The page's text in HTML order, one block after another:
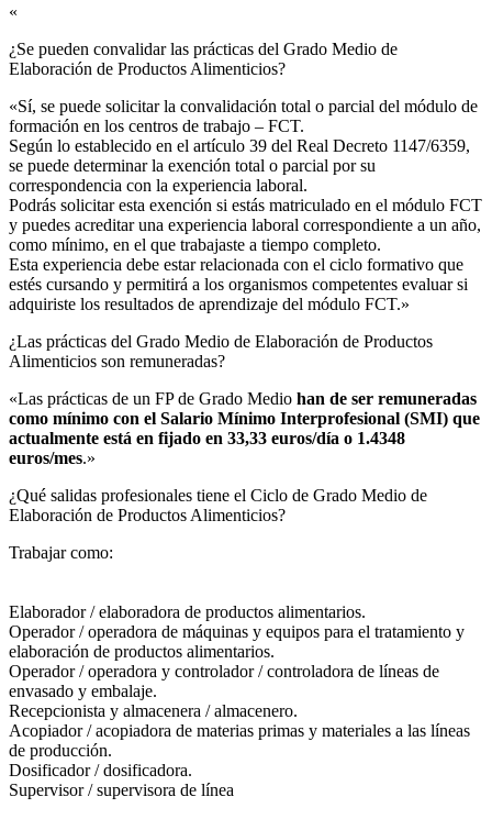
«
¿Se pueden convalidar las prácticas del Grado Medio de
Elaboración de Productos Alimenticios?​
«Sí, se puede solicitar la convalidación total o parcial del módulo de
formación en los centros de trabajo – FCT.
Según lo establecido en el artículo 39 del Real Decreto 1147/6359,
se puede determinar la exención total o parcial por su
correspondencia con la experiencia laboral.
Podrás solicitar esta exención si estás matriculado en el módulo FCT
y puedes acreditar una experiencia laboral correspondiente a un año,
como mínimo, en el que trabajaste a tiempo completo.
Esta experiencia debe estar relacionada con el ciclo formativo que
estés cursando y permitirá a los organismos competentes evaluar si
adquiriste los resultados de aprendizaje del módulo FCT.»
¿Las prácticas del Grado Medio de Elaboración de Productos
Alimenticios son remuneradas?​
«Las prácticas de un FP de Grado Medio han de ser remuneradas
como mínimo con el Salario Mínimo Interprofesional (SMI) que
actualmente está en fijado en 33,33 euros/día o 1.4348
euros/mes.»
¿Qué salidas profesionales tiene el Ciclo de Grado Medio de
Elaboración de Productos Alimenticios?​
Trabajar como:
Elaborador / elaboradora de productos alimentarios.
Operador / operadora de máquinas y equipos para el tratamiento y
elaboración de productos alimentarios.
Operador / operadora y controlador / controladora de líneas de
envasado y embalaje.
Recepcionista y almacenera / almacenero.
Acopiador / acopiadora de materias primas y materiales a las líneas
de producción.
Dosificador / dosificadora.
Supervisor / supervisora de línea